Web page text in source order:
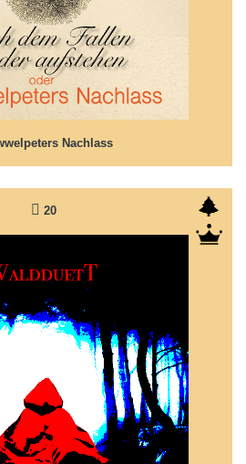
Nachlass
20
Grimms 'Rotkäppchen'